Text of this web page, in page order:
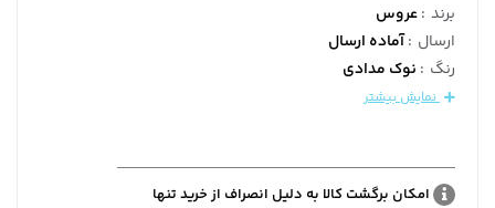
برند :عروس
ارسال :آماده ارسال
رنگ : نوک مدادی
نمایش بیشتر
امکان برگشت کالا به دلیل انصراف از خرید تنها